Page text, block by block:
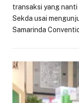
transaksi yang nanti
Sekda usai
Samarinda